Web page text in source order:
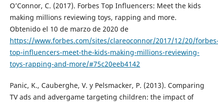
O’Connor, C. (2017). Forbes Top Influencers: Meet the kids
making millions reviewing toys, rapping and more.
Obtenido el 10 de marzo de 2020 de
https://www.forbes.com/sites/clareoconnor/2017/12/20/
top-influencers-meet-the-kids-making-millions-reviewing-
toys-rapping-and-more/#75c20eeb4142
Panic, K., Cauberghe, V. y Pelsmacker, P. (2013). Comparing
TV ads and advergame targeting children: the impact of